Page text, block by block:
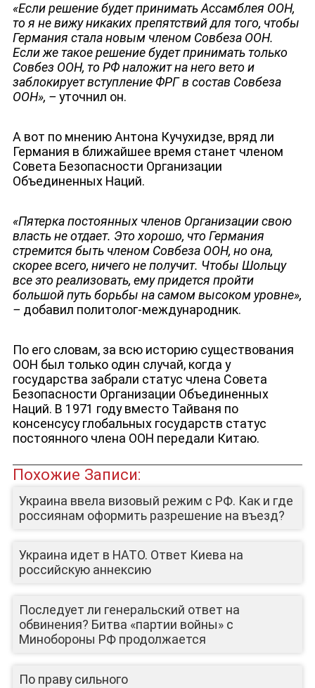
ЛИЦА КАНАЛА
«Если решение будет принимать Ассамблея ООН,
то я не вижу никаких препятствий для того, чтобы
Германия стала новым членом Совбеза ООН.
Если же такое решение будет принимать только
Совбез ООН, то РФ наложит на него вето и
заблокирует вступление ФРГ в состав Совбеза
ООН», –уточнил он.
А вот по мнению Антона Кучухидзе, вряд ли
Германия в ближайшее время станет членом
Совета Безопасности Организации
Объединенных Наций.
«Пятерка постоянных членов Организации свою
власть не отдает. Это хорошо, что Германия
стремится быть членом Совбеза ООН, но она,
скорее всего, ничего не получит. Чтобы Шольцу
все это реализовать, ему придется пройти
большой путь борьбы на самом высоком уровне»,
–добавил политолог-международник.
По его словам, за всю историю существования
ООН был только один случай, когда у
государства забрали статус члена Совета
Безопасности Организации Объединенных
Наций. В 1971 году вместо Тайваня по
консенсусу глобальных государств статус
постоянного члена ООН передали Китаю.
Похожие Записи:
Украина ввела визовый режим с РФ. Как и где
россиянам оформить разрешение на въезд?
Украина идет в НАТО. Ответ Киева на
российскую аннексию
Последует ли генеральский ответ на
обвинения? Битва «партии войны» с
Минобороны РФ продолжается
По праву сильного